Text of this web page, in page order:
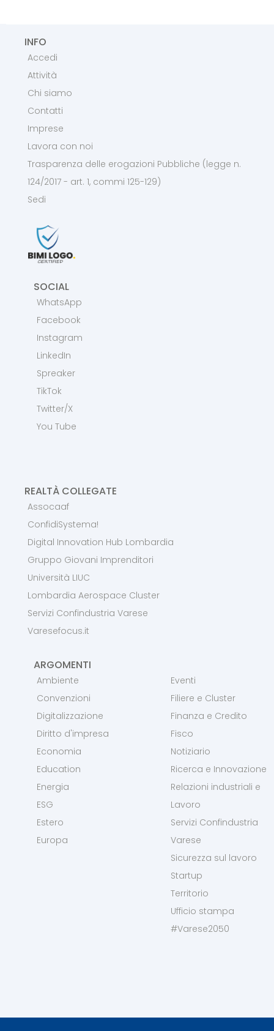
INFO
Accedi
Attività
Chi siamo
Contatti
Imprese
Lavora con noi
Trasparenza delle erogazioni Pubbliche (legge n.
124/2017 - art. 1, commi 125-129)
Sedi
SOCIAL
WhatsApp
Facebook
Instagram
LinkedIn
Spreaker
TikTok
Twitter/X
You Tube
REALTÀ COLLEGATE
Assocaaf
ConfidiSystema!
Digital Innovation Hub Lombardia
Gruppo Giovani Imprenditori
Università LIUC
Lombardia Aerospace Cluster
Servizi Confindustria Varese
Varesefocus.it
ARGOMENTI
Ambiente
Convenzioni
Digitalizzazione
Diritto d'impresa
Economia
Education
Energia
ESG
Estero
Europa
Eventi
Filiere e Cluster
Finanza e Credito
Fisco
Notiziario
Ricerca e Innovazione
Relazioni industriali e
Lavoro
Servizi Confindustria
Varese
Sicurezza sul lavoro
Startup
Territorio
Ufficio stampa
#Varese2050